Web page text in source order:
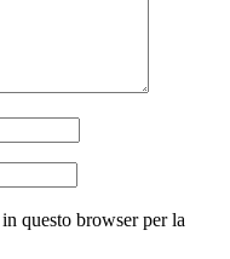
questo browser per la